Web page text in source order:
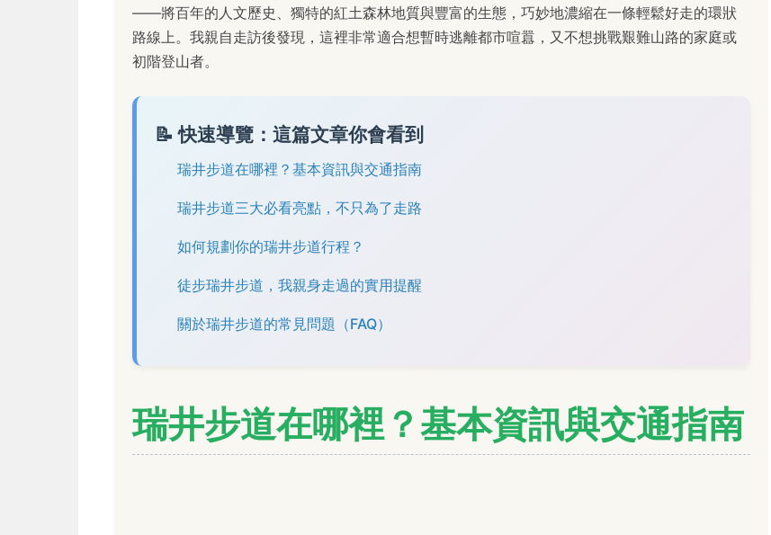
——將百年的人文歷史、獨特的紅土森林地質與豐富的生態，巧妙地濃縮在一條輕鬆好走的環狀
路線上。我親自走訪後發現，這裡非常適合想暫時逃離都市喧囂，又不想挑戰艱難山路的家庭或
初階登山者。
📝 快速導覽：這篇文章你會看到
瑞井步道在哪裡？基本資訊與交通指南
瑞井步道三大必看亮點，不只為了走路
如何規劃你的瑞井步道行程？
徒步瑞井步道，我親身走過的實用提醒
關於瑞井步道的常見問題（FAQ）
瑞井步道在哪裡？基本資訊與交通指南